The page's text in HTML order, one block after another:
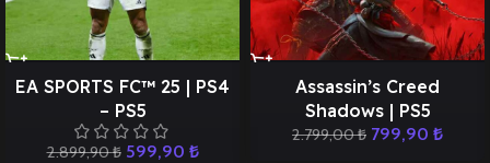
EA SPORTS FC™ 25 | PS4
– PS5
2.899,90₺ 599,90 ₺
Assassin’s Creed
Shadows | PS5
2.799,00₺ 799,90 ₺